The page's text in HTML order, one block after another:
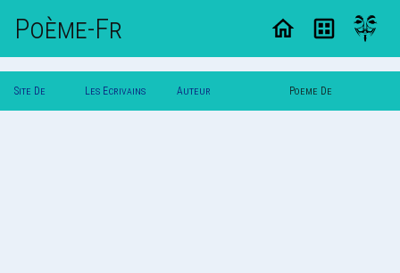
Poème-Fr
Site De Les Ecrivains Auteur Poeme De